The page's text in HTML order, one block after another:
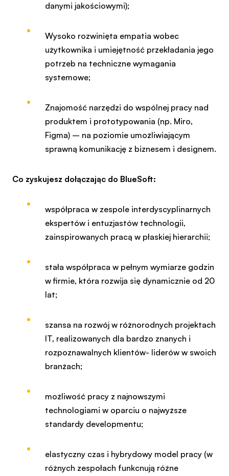
danymi jakościowymi);
Wysoko rozwinięta empatia wobec
użytkownika i umiejętność przekładania jego
potrzeb na techniczne wymagania
systemowe;
Znajomość narzędzi do wspólnej pracy nad
produktem i prototypowania (np. Miro,
Figma) – na poziomie umożliwiającym
sprawną komunikację z biznesem i designem.
Co zyskujesz dołączając do BlueSoft:
współpraca w zespole interdyscyplinarnych
ekspertów i entuzjastów technologii,
zainspirowanych pracą w płaskiej hierarchii;
stała współpraca w pełnym wymiarze godzin
w firmie, która rozwija się dynamicznie od 20
lat;
szansa na rozwój w różnorodnych projektach
IT, realizowanych dla bardzo znanych i
rozpoznawalnych klientów- liderów w swoich
branżach;​
możliwość pracy z najnowszymi
technologiami w oparciu o najwyższe
standardy developmentu;
elastyczny czas i hybrydowy model pracy (w
różnych zespołach funkcnują różne